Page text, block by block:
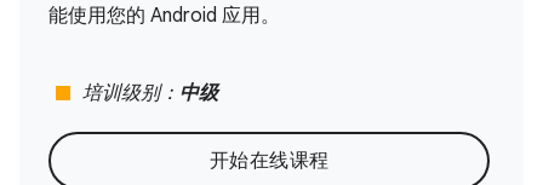
能使用您的 Android 应用。
stop 培训级别： 中级
开始在线课程